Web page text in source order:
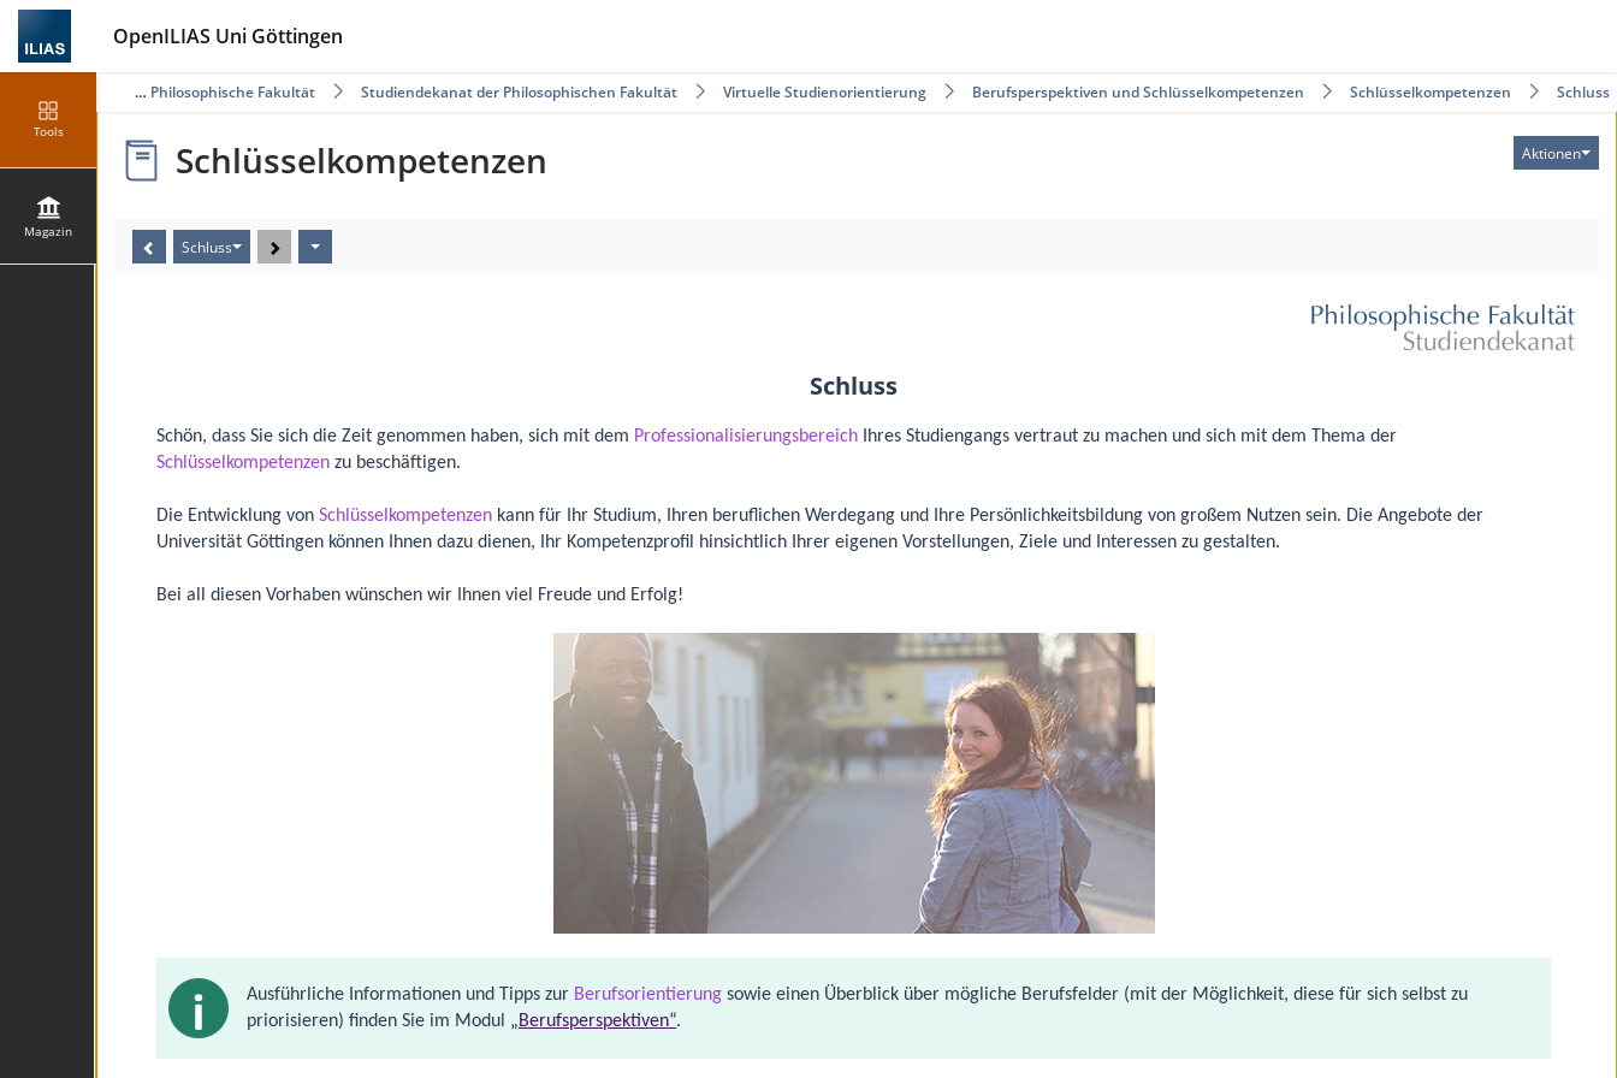
OpenILIAS Uni Göttingen
Tools
Magazin
Philosophische Fakultät Studiendekanat der Philosophischen Fakultät Virtuelle Studienorientierung Berufsperspektiven und Schlüsselkompetenzen Schlüsselkompetenzen Schluss
Aktionen
Schlüsselkompetenzen
Schluss
Schluss
Schön, dass Sie sich die Zeit genommen haben, sich mit dem Professionalisierungsbereich Ihres Studiengangs vertraut zu machen und sich mit dem Thema der
Schlüsselkompetenzen zu beschäftigen.
Die Entwicklung von Schlüsselkompetenzen kann für Ihr Studium, Ihren beruflichen Werdegang und Ihre Persönlichkeitsbildung von großem Nutzen sein. Die Angebote der
Universität Göttingen können Ihnen dazu dienen, Ihr Kompetenzprofil hinsichtlich Ihrer eigenen Vorstellungen, Ziele und Interessen zu gestalten.
Bei all diesen Vorhaben wünschen wir Ihnen viel Freude und Erfolg!
Ausführliche Informationen und Tipps zur Berufsorientierung sowie einen Überblick über mögliche Berufsfelder (mit der Möglichkeit, diese für sich selbst zu
priorisieren) finden Sie im Modul „Berufsperspektiven“.